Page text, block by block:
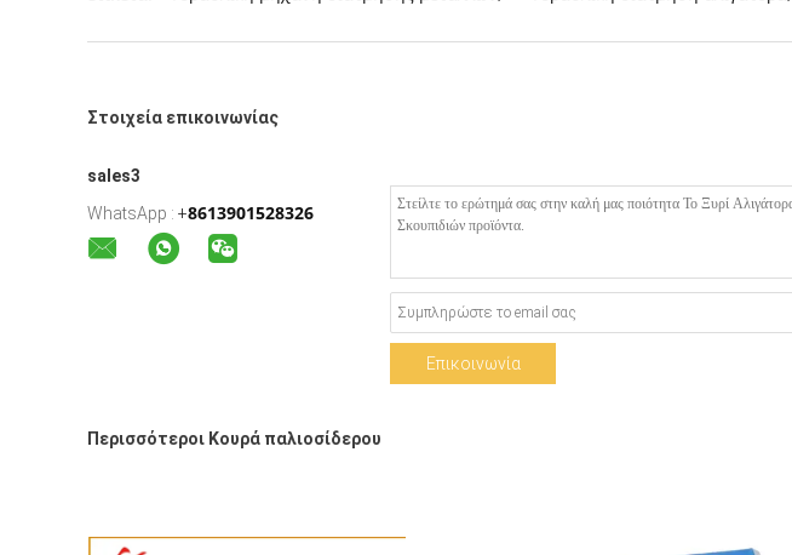
Στοιχεία επικοινωνίας
sales3
WhatsApp : +8613901528326
Επικοινωνία
Περισσότεροι Κουρά παλιοσίδερου